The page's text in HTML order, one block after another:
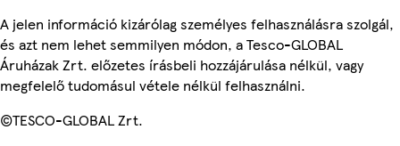
A jelen információ kizárólag személyes felhasználásra szolgál,
és azt nem lehet semmilyen módon, a Tesco-GLOBAL
Áruházak Zrt. előzetes írásbeli hozzájárulása nélkül, vagy
megfelelő tudomásul vétele nélkül felhasználni.
©TESCO-GLOBAL Zrt.